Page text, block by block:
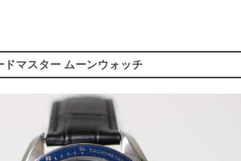
ドマスター ムーンウォッチ